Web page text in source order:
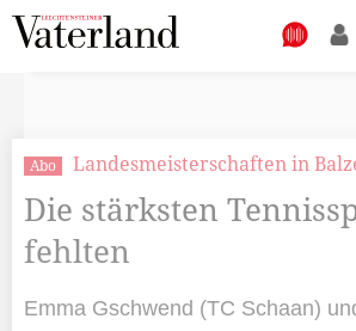
Abo Landesmeisterschaften in
Die stärksten
fehlten
Emma Gschwend (TC Schaan)